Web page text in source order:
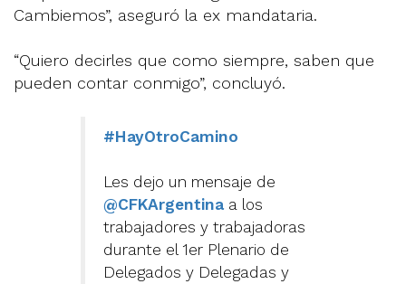
Cambiemos”, aseguró la ex mandataria.
“Quiero decirles que como siempre, saben que
pueden contar conmigo”, concluyó.
#HayOtroCamino
Les dejo un mensaje de
@CFKArgentinaa los
trabajadores y trabajadoras
durante el 1er Plenario de
Delegados y Delegadas y